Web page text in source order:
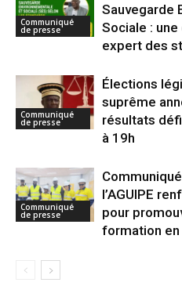
Communiqué
de presse
Sauvegarde
Sociale :
expert des
Communiqué
de presse
Élections
suprême
résultats
à 19h
Communiqué
de presse
l’AGUIPE
pour
formation en